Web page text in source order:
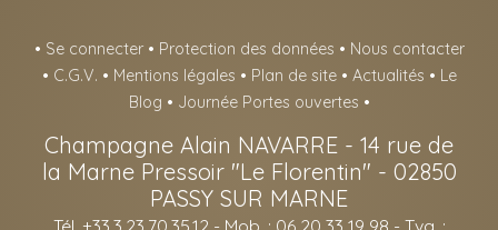
• Se connecter • Protection des données • Nous contacter
• C.G.V. • Mentions légales • Plan de site • Actualités • Le
Blog • Journée Portes ouvertes •
Champagne Alain NAVARRE - 14 rue de
la Marne Pressoir "Le Florentin" - 02850
PASSY SUR MARNE